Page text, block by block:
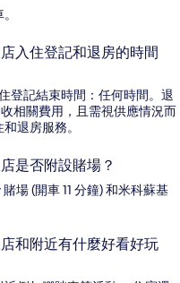
入住登記和退房的時間
登記結束時間：任何時間。退
相關費用，且需視供應情況而
退房服務。
是否附設賭場？
場 (開車 11 分鐘) 和米科蘇基
和附近有什麼好看好玩